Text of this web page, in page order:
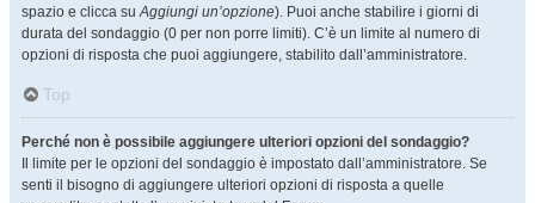
spazio e clicca suAggiungi un’opzione). Puoi anche stabilire i giorni di
durata del sondaggio (0 per non porre limiti). C’è un limite al numero di
opzioni di risposta che puoi aggiungere, stabilito dall’amministratore.
Top
Perché non è possibile aggiungere ulteriori opzioni del sondaggio?
Il limite per le opzioni del sondaggio è impostato dall’amministratore. Se
senti il bisogno di aggiungere ulteriori opzioni di risposta a quelle